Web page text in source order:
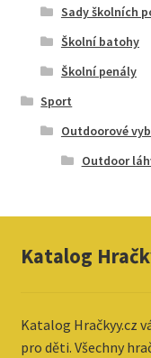
Sady školních
Školní batohy
Školní penály
Sport
Outdoorové
Outdoor
Katalog
Katalog Hračkyy.cz
pro děti. Všechny